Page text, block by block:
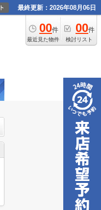
最終更新：2026年08月06日
00件
最近見た物件
00件
検討リスト